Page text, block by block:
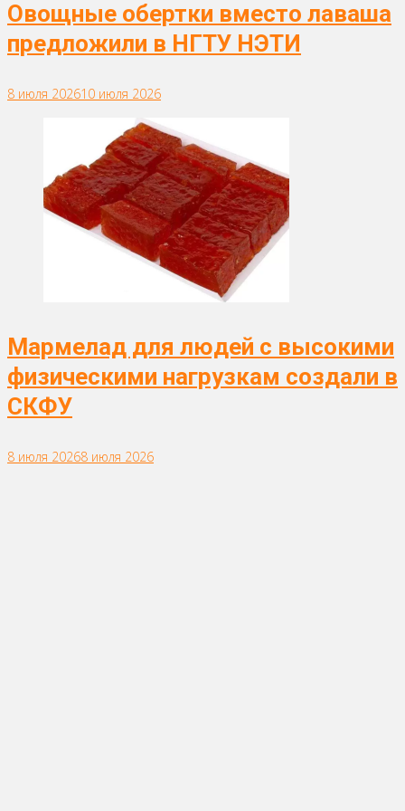
Овощные обертки вместо лаваша
предложили в НГТУ НЭТИ
8 июля 202610 июля 2026
Мармелад для людей с высокими
физическими нагрузкам создали в
СКФУ
8 июля 20268 июля 2026